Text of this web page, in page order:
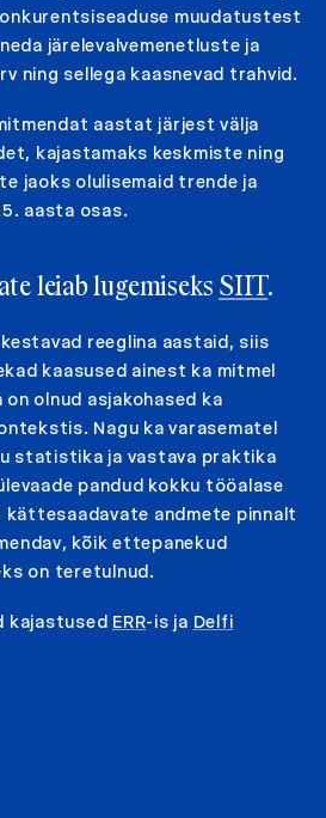
muudatustest
järelevalvemenetluste ja
ning sellega kaasnevad trahvid.
aastat järjest välja
kajastamaks keskmiste ning
jaoks olulisemaid trende ja
aasta osas.
leiab lugemiseks SIIT.
reeglina aastaid, siis
kaasused ainest ka mitmel
olnud asjakohased ka
Nagu ka varasematel
statistika ja vastava praktika
pandud kokku tööalase
kättesaadavate andmete pinnalt
kõik ettepanekud
on teretulnud.
kajastused ERR-is ja Delfi